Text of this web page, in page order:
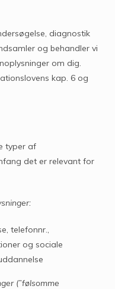
diagnostik
og behandler vi
om dig.
kap. 6 og
typer af
det er relevant for
telefonnr.,
og sociale
(”følsomme